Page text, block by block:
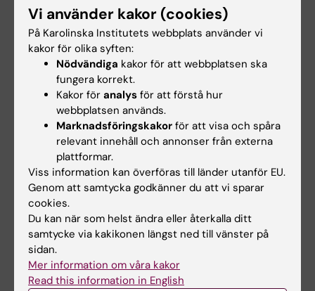
(7.5hp)
Period 2: Mån 2026-05-04 – Tors 2026-06-
04* (7.5hp)
På termin 11 är sista kursdagen torsdag
2026-06-04 på grund av examenshögtid
fredag 2026-06-05.
Kontaktuppgifter för SVK
Handläggare
Keyo Dixon Sedenrej
Tel:08-524 866 82
Vi använder kakor (cookies)
På Karolinska Institutets webbplats använder vi
kakor för olika syften:
Nödvändiga kakor för att webbplatsen ska
fungera korrekt.
Kakor för analys för att förstå hur
webbplatsen används.
Marknadsföringskakor för att visa och spåra
relevant innehåll och annonser från externa
plattformar.
Viss information kan överföras till länder utanför EU.
Genom att samtycka godkänner du att vi sparar
cookies.
Du kan när som helst ändra eller återkalla ditt
samtycke via kakikonen längst ned till vänster på
sidan.
Mer information om våra kakor
Read this information in English